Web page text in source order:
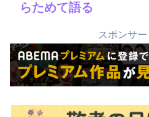
らためて語る
スポンサー